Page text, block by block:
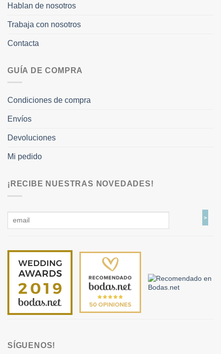
Hablan de nosotros
Trabaja con nosotros
Contacta
GUÍA DE COMPRA
Condiciones de compra
Envíos
Devoluciones
Mi pedido
¡RECIBE NUESTRAS NOVEDADES!
SÍGUENOS!